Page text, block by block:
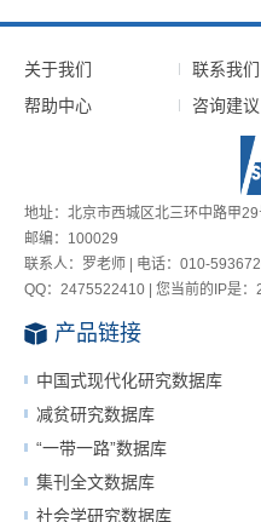
关于我们 联系我们
帮助中心
咨询建议
地址：北京市西城区北三环中路甲
邮编：100029
联系人：罗老师 | 电话：010-
QQ：2475522410 | 您当前的IP是：
产品链接
中国式现代化研究数据库
减贫研究数据库
“一带一路”数据库
集刊全文数据库
社会学研究数据库